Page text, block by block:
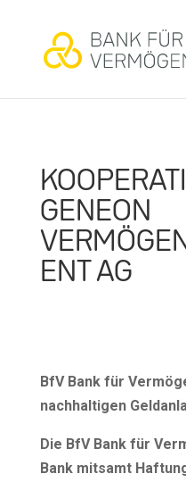
GENEON
ENT AG
BfV Bank für
nachhaltigen
Die BfV Bank für
Bank mitsamt